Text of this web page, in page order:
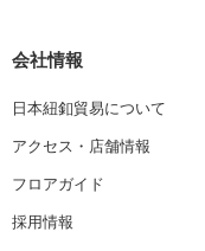
会社情報
日本紐釦貿易について
アクセス・店舗情報
フロアガイド
採用情報